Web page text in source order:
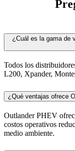
¿Cuál es la gama de
Todos los
L200, Xpander,
¿Qué ventajas ofrece
Outlander PHEV
costos operativos
medio ambiente.